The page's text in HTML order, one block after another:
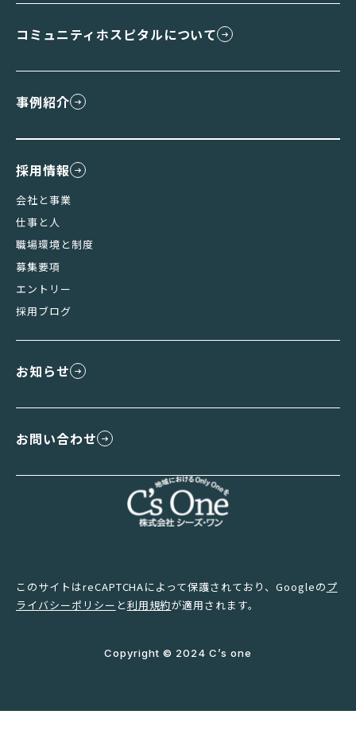
このサイトはreCAPTCHAによって保護されており、Googleのプ
ライバシーポリシー と利用規約が適用されます。
Copyright © 2024 C’s one
コミュニティホスピタルについて
事例紹介
採用情報
会社と事業
仕事と人
職場環境と制度
募集要項
エントリー
採用ブログ
お知らせ
お問い合わせ